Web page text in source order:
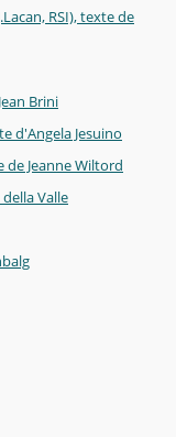
RSI), texte de
Brini
d'Angela Jesuino
Jeanne Wiltord
Valle